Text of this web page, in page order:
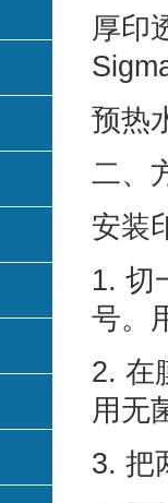
厚印
预热
二、
安装
1. 切
号。
2. 在
用无
3. 把